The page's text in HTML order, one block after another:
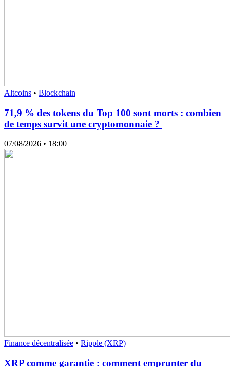
Altcoins • Blockchain
71,9 % des tokens du Top 100 sont morts : combien
de temps survit une cryptomonnaie ?
07/08/2026 • 18:00
Finance décentralisée • Ripple (XRP)
XRP comme garantie : comment emprunter du